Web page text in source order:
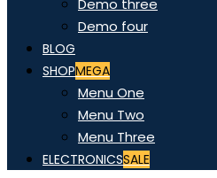
Demo three
Demo four
BLOG
SHOPMEGA
Menu One
Menu Two
Menu Three
ELECTRONICSSALE